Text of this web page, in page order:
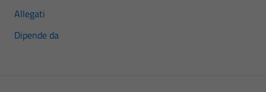
Allegati
Dipende da